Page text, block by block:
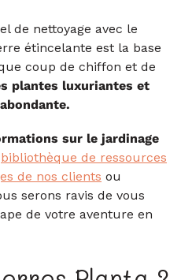
de nettoyage avec le
étincelante est la base
coup de chiffon et de
plantes luxuriantes et
sur le jardinage
bibliothèque de ressources
de nos clients ou
serons ravis de vous
de votre aventure en